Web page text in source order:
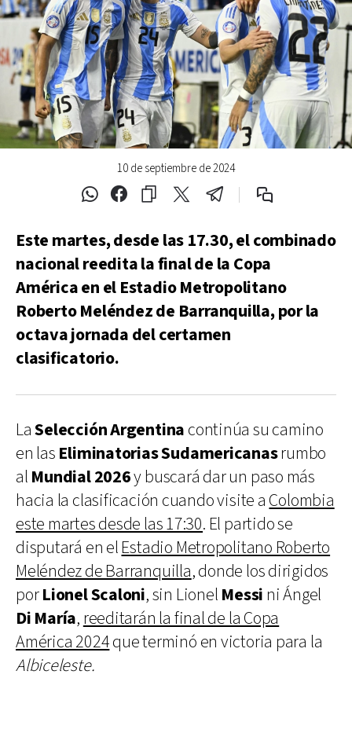
10 de septiembre de 2024
Este martes, desde las 17.30, el combinado
nacional reedita la final de la Copa
América en el Estadio Metropolitano
Roberto Meléndez de Barranquilla, por la
octava jornada del certamen
clasificatorio.
LaSelección Argentina continúa su camino
en las Eliminatorias Sudamericanasrumbo
al Mundial 2026y buscará dar un paso más
hacia la clasificación cuando visite a Colombia
este martes desde las 17:30. El partido se
disputará en elEstadio Metropolitano Roberto
Meléndez de Barranquilla, donde los dirigidos
porLionel Scaloni, sin Lionel Messi ni Ángel
Di María, reeditarán la final de la Copa
América 2024que terminó en victoria para la
Albiceleste.